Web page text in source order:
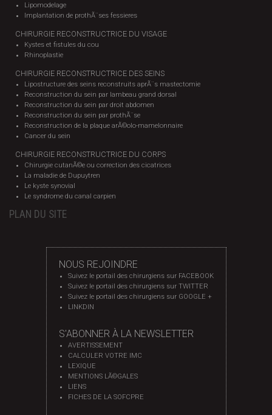
Lipomodelage
Implantation de prothÃ¨ses fessieres
CHIRURGIE RECONSTRUCTRICE DU VISAGE
Kystes et fistules du cou
Rhinoplastie
CHIRURGIE RECONSTRUCTRICE DES SEINS
Lipostructure des seins reconstruits aprÃ¨s mastectomie
Reconstruction du sein par lambeau grand dorsal
Reconstruction du sein par droit abdomen
Reconstruction du sein par prothÃ¨se
Reconstruction de la plaque arÃ©olo-mamelonnaire
Cancer du sein
CHIRURGIE RECONSTRUCTRICE DU CORPS
Chirurgie cutanÃ©e ou correction des cicatrices
La maladie de Dupuytren
Le kyste synovial
Le syndrome du canal carpien
PLAN DU SITE
NOUS REJOINDRE
Suivez le portail des chirurgiens sur FACEBOOK
Suivez le portail des chirurgiens sur TWITTER
Suivez le portail des chirurgiens sur GOOGLE +
LINKDIN
S'ABONNER À LA NEWSLETTER
AVERTISSEMENT
CALCULER VOTRE IMC
LEXIQUE
MENTIONS LÃ©GALES
LIENS
FICHES DE LA SOFCPRE